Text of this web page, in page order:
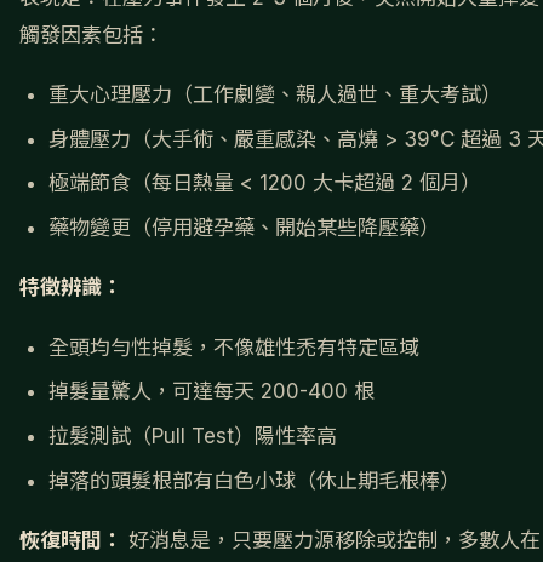
觸發因素包括：
重大心理壓力（工作劇變、親人過世、重大考試）
身體壓力（大手術、嚴重感染、高燒 > 39°C 超過 3
極端節食（每日熱量 < 1200 大卡超過 2 個月）
藥物變更（停用避孕藥、開始某些降壓藥）
特徵辨識：
全頭均勻性掉髮，不像雄性禿有特定區域
掉髮量驚人，可達每天 200-400 根
拉髮測試（Pull Test）陽性率高
掉落的頭髮根部有白色小球（休止期毛根棒）
恢復時間： 好消息是，只要壓力源移除或控制，多數人